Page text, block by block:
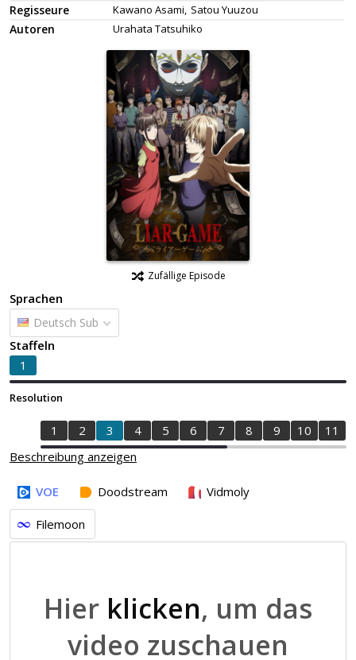
Regisseure Kawano Asami, Satou Yuuzou
Autoren Urahata Tatsuhiko
Zufällige Episode
Sprachen
Deutsch Sub
Staffeln
1
Resolution
1 2 3 4 5 6 7 8 9 10 11
Beschreibung anzeigen
VOE Doodstream Vidmoly
Filemoon
Hier klicken, um das
video zuschauen